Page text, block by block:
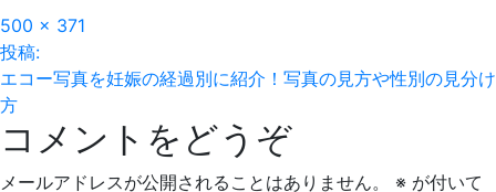
フ
ル
サ
イ
ズ
500 × 371
投
稿
ナ
ビ
投稿:
エコー写真を妊娠の経過別に紹介！写真の見方や性別の見分け
方
コメントをどうぞ
メールアドレスが公開されることはありません。 ※ が付いて